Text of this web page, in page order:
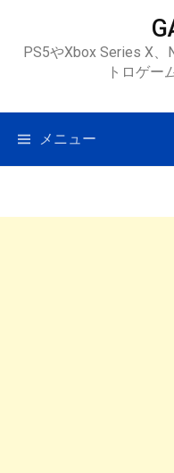
ツ
ス
PS5やXbox Series X、
トロゲー
メニュー